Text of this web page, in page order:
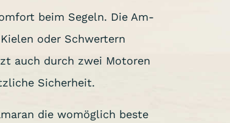
beim Segeln. Die Am-
oder Schwertern
auch durch zwei Motoren
Sicherheit.
die womöglich beste